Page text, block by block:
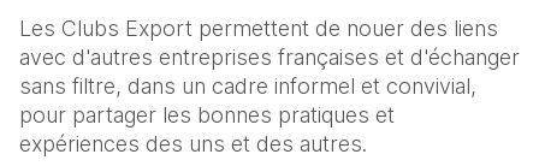
Les Clubs Export permettent de nouer des liens
avec d'autres entreprises françaises et d'échanger
sans filtre, dans un cadre informel et convivial,
pour partager les bonnes pratiques et
expériences des uns et des autres.